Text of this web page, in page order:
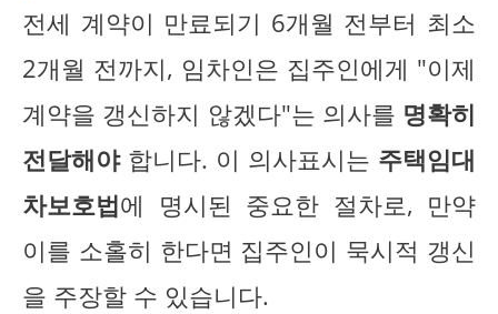
전세 계약이 만료되기 6개월 전부터 최소
2개월 전까지, 임차인은 집주인에게 "이제
계약을 갱신하지 않겠다"는 의사를 명확히
전달해야합니다. 이 의사표시는 주택임대
차보호법에 명시된 중요한 절차로, 만약
이를 소홀히 한다면 집주인이 묵시적 갱신
을 주장할 수 있습니다.